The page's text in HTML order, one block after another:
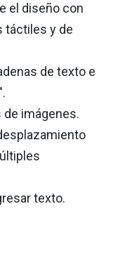
el diseño con
táctiles y de
de texto e
imágenes.
texto.